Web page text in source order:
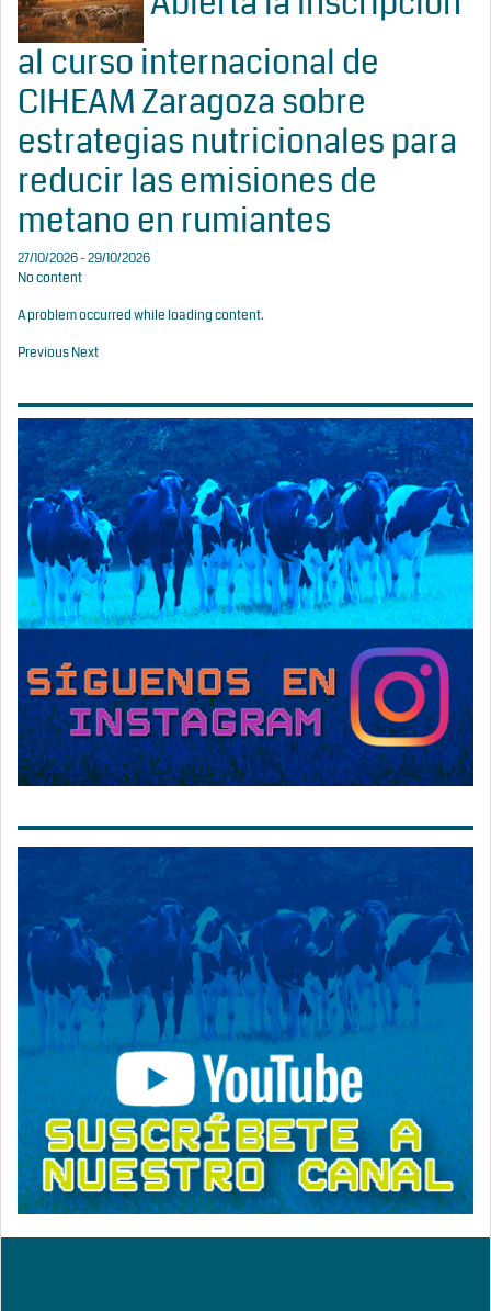
al curso internacional de
CIHEAM Zaragoza sobre
estrategias nutricionales para
reducir las emisiones de
metano en rumiantes
27/10/2026 - 29/10/2026
No content
A problem occurred while loading content.
PreviousNext